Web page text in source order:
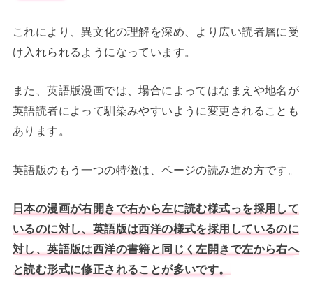
これにより、異文化の理解を深め、より広い読者層に受
け入れられるようになっています。
また、英語版漫画では、場合によってはなまえや地名が
英語読者によって馴染みやすいように変更されることも
あります。
英語版のもう一つの特徴は、ページの読み進め方です。
日本の漫画が右開きで右から左に読む様式っを採用して
いるのに対し、英語版は西洋の様式を採用しているのに
対し、英語版は西洋の書籍と同じく左開きで左から右へ
と読む形式に修正されることが多いです。